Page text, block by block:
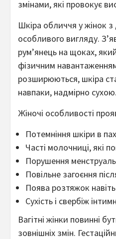
змінами, які провокує
Шкіра обличчя у жінок
особливого вигляду.
рум’янець на щоках,
фізичним
розширюються, шкіра
навпаки, надмірно сухою.
Жіночі особливості
Потемніння шкіри в
Часті молочниці, які
Порушення
Повільне загоєння
Поява розтяжок
Сухість і свербіж
Вагітні жінки повинні
зовнішніх змін.